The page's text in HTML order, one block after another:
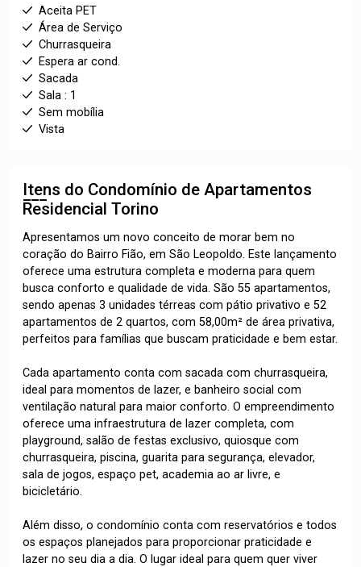
Aceita PET
Área de Serviço
Churrasqueira
Espera ar cond.
Sacada
Sala : 1
Sem mobília
Vista
Itens do Condomínio de Apartamentos
Residencial Torino
Apresentamos um novo conceito de morar bem no
coração do Bairro Fião, em São Leopoldo. Este lançamento
oferece uma estrutura completa e moderna para quem
busca conforto e qualidade de vida. São 55 apartamentos,
sendo apenas 3 unidades térreas com pátio privativo e 52
apartamentos de 2 quartos, com 58,00m² de área privativa,
perfeitos para famílias que buscam praticidade e bem estar.
Cada apartamento conta com sacada com churrasqueira,
ideal para momentos de lazer, e banheiro social com
ventilação natural para maior conforto. O empreendimento
oferece uma infraestrutura de lazer completa, com
playground, salão de festas exclusivo, quiosque com
churrasqueira, piscina, guarita para segurança, elevador,
sala de jogos, espaço pet, academia ao ar livre, e
bicicletário.
Além disso, o condomínio conta com reservatórios e todos
os espaços planejados para proporcionar praticidade e
lazer no seu dia a dia. O lugar ideal para quem quer viver